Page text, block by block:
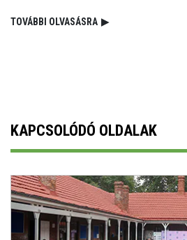
TOVÁBBI OLVASÁSRA ▶
KAPCSOLÓDÓ OLDALAK